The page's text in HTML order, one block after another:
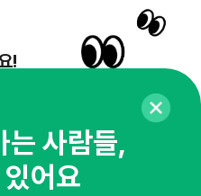
!
는 사람들,
어요